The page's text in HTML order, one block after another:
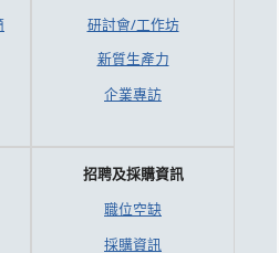
研討會/工作坊
新質生產力
企業專訪
招聘及採購資訊
職位空缺
採購資訊